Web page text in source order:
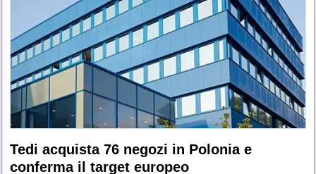
Tedi acquista 76 negozi in Polonia e
conferma il target europeo